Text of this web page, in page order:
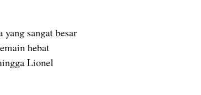
sangat besar
hebat
Lionel